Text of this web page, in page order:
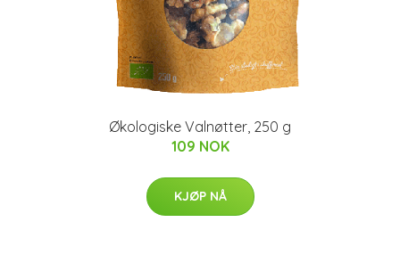
Økologiske Valnøtter, 250 g
109 NOK
KJØP NÅ